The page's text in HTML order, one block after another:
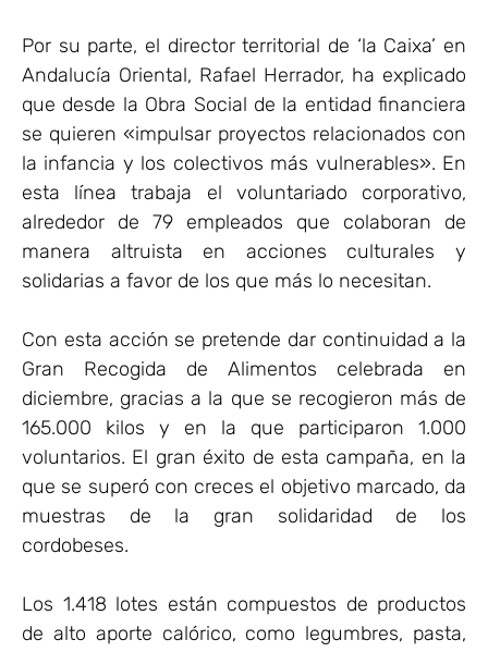
Por su parte, el director territorial de ‘la Caixa’ en
Andalucía Oriental, Rafael Herrador, ha explicado
que desde la Obra Social de la entidad financiera
se quieren «impulsar proyectos relacionados con
la infancia y los colectivos más vulnerables». En
esta línea trabaja el voluntariado corporativo,
alrededor de 79 empleados que colaboran de
manera altruista en acciones culturales y
solidarias a favor de los que más lo necesitan.
Con esta acción se pretende dar continuidad a la
Gran Recogida de Alimentos celebrada en
diciembre, gracias a la que se recogieron más de
165.000 kilos y en la que participaron 1.000
voluntarios. El gran éxito de esta campaña, en la
que se superó con creces el objetivo marcado, da
muestras de la gran solidaridad de los
cordobeses.
Los 1.418 lotes están compuestos de productos
de alto aporte calórico, como legumbres, pasta,